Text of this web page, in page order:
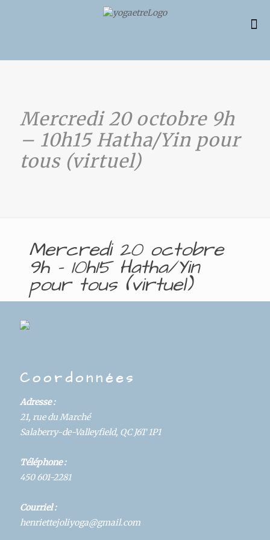
Mercredi 20 octobre 9h
– 10h15 Hatha/Yin pour
tous (virtuel)
Mercredi 20 octobre
9h – 10h15 Hatha/Yin
pour tous (virtuel)
Details
Hosted By:
Yoga
October 20, 2021 @ 9:00 am
Cours
Coordonnées
Adresse :
21, rue du Marché
Salaberry-de-Valleyfield, QC J6T 1P1
Téléphone :
450 601-2281
Courriel :
henriettejoliyoga@gmail.com